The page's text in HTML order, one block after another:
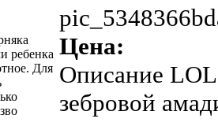
ребенка
Для
Цена:
Описание
зебровой